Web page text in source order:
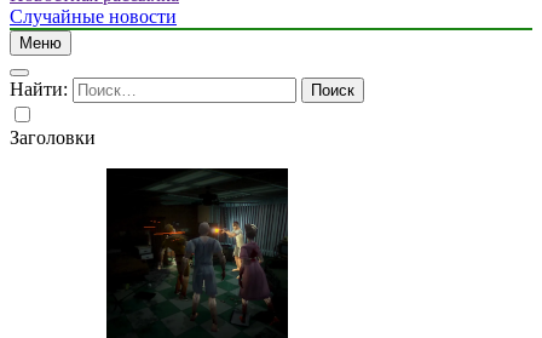
Случайные новости
Меню
Найти:
Заголовки